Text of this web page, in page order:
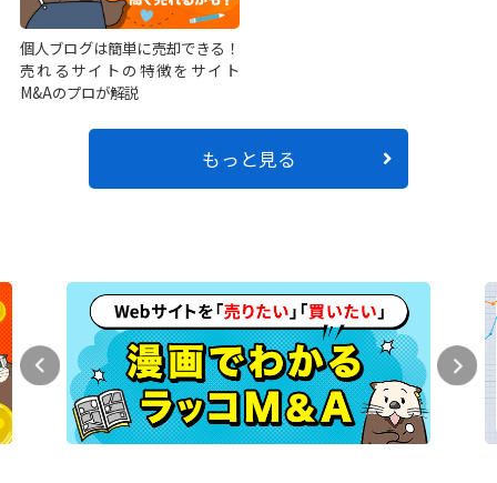
個人ブログは簡単に売却できる！
売れるサイトの特徴をサイト
M&Aのプロが解説
もっと見る